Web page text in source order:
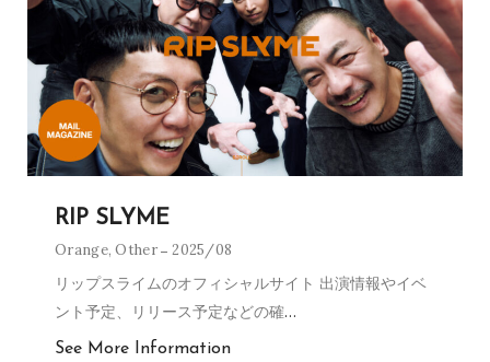
RIP SLYME
Orange,Other 2025/08
リップスライムのオフィシャルサイト 出演情報やイベ
ント予定、リリース予定などの確…
See More Information